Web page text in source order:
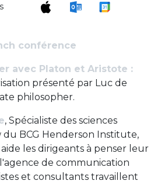
conférence
avec Platon et Aristote :
présenté par Luc de
philosopher.
, Spécialiste des sciences
BCG Henderson Institute,
les dirigeants à penser leur
de communication
et consultants travaillent